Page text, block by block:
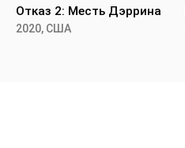
Отказ 2: Месть Дэррина
2020, США